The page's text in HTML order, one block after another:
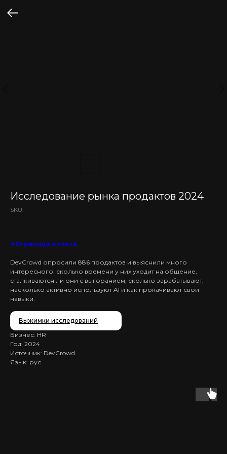
Исследование рынка продактов 2024
SKU:
➤Страница отчета
DevCrowd опросили 886 продактов и выяснили много
интересного: сколько времени у них уходит на общение,
сталкиваются ли они с выгоранием, сколько зарабатывают,
насколько активно используют AI и как прокачивают свои
навыки.
Выжимки исследований
Бизнес: HR
Год: 2024
Источник: DevCrowd
Язык: рус